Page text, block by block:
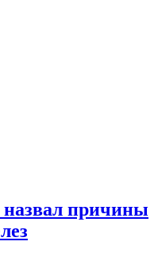
причины